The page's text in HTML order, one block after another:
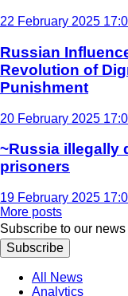
22 February 2025
Russian
Revolution of
Punishment
20 February 2025
~Russia illegally
prisoners
19 February 2025
More posts
Subscribe to our news
Subscribe
All News
Analytics